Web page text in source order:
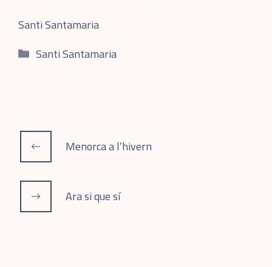
Santi Santamaria
Categories
Santi Santamaria
Menorca a l’hivern
Ara si que sí